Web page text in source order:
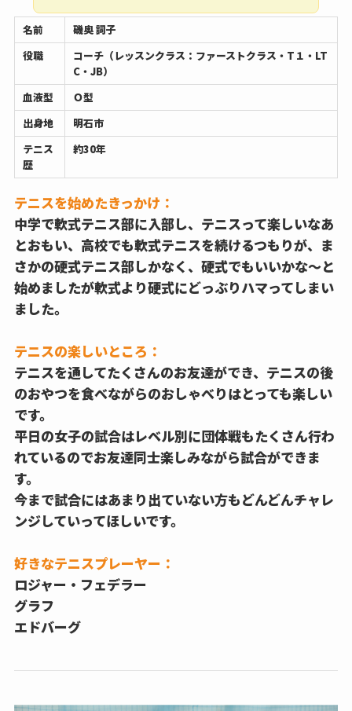
名前
磯奥 詞子
役職
コーチ（レッスンクラス：ファーストクラス・T１・LT
C・JB）
血液型
Ｏ型
出身地
明石市
テニス
歴
約30年
テニスを始めたきっかけ：
中学で軟式テニス部に入部し、テニスって楽しいなあ
とおもい、高校でも軟式テニスを続けるつもりが、ま
さかの硬式テニス部しかなく、硬式でもいいかな〜と
始めましたが軟式より硬式にどっぶりハマってしまい
ました。
テニスの楽しいところ：
テニスを通してたくさんのお友達ができ、テニスの後
のおやつを食べながらのおしゃべりはとっても楽しい
です。
平日の女子の試合はレベル別に団体戦もたくさん行わ
れているのでお友達同士楽しみながら試合ができま
す。
今まで試合にはあまり出ていない方もどんどんチャレ
ンジしていってほしいです。
好きなテニスプレーヤー：
ロジャー・フェデラー
グラフ
エドバーグ